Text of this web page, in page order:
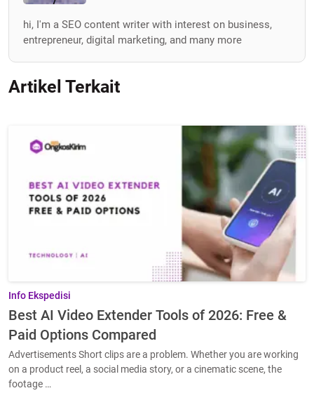
hi, I'm a SEO content writer with interest on business,
entrepreneur, digital marketing, and many more
Artikel Terkait
Info Ekspedisi
Best AI Video Extender Tools of 2026: Free &
Paid Options Compared
Advertisements Short clips are a problem. Whether you are working
on a product reel, a social media story, or a cinematic scene, the
footage …